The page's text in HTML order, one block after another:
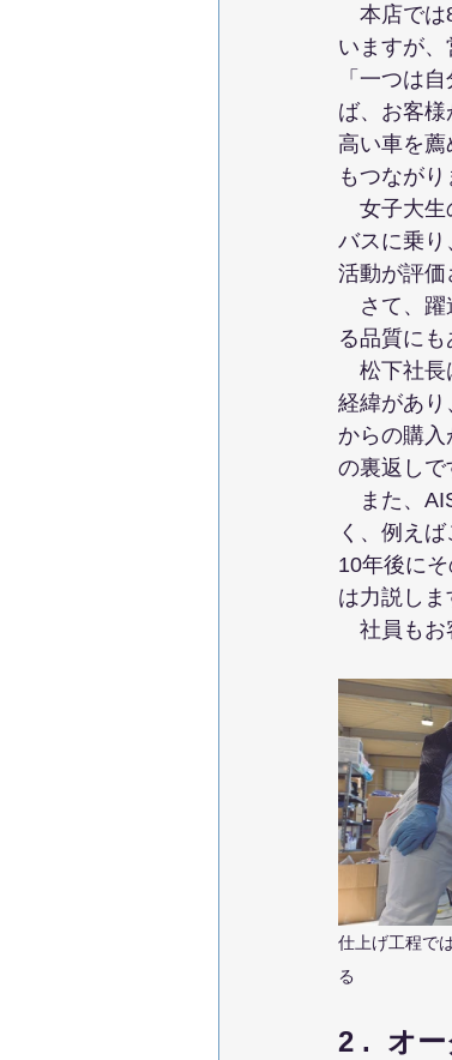
本店では
いますが、
「一つは
ば、お客
高い車を
もつなが
女子大生
バスに乗
活動が評価
さて、躍
る品質にも
松下社長
経緯があ
からの購
の裏返しで
また、
く、例え
10年後に
は力説しま
社員もお
仕上げ工程で
る
2 .  オ